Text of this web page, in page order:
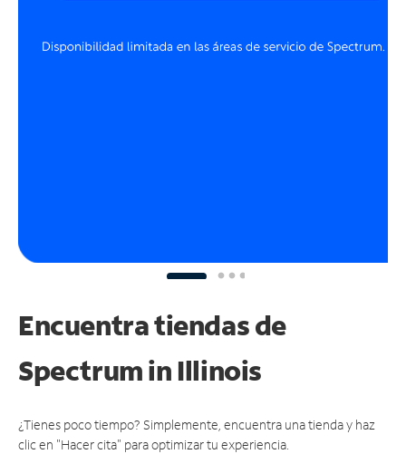
Encuentra tiendas de
Spectrumin Illinois
¿Tienes poco tiempo? Simplemente, encuentra una tienda y haz
clic en "Hacer cita" para optimizar tu experiencia.